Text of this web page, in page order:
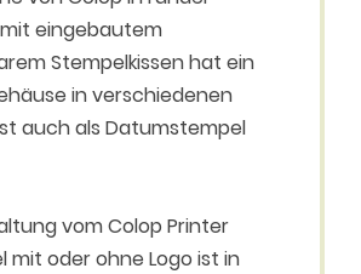
eingebautem
Stempelkissen hat ein
in verschiedenen
auch als Datumstempel
vom Colop Printer
mit oder ohne Logo ist in